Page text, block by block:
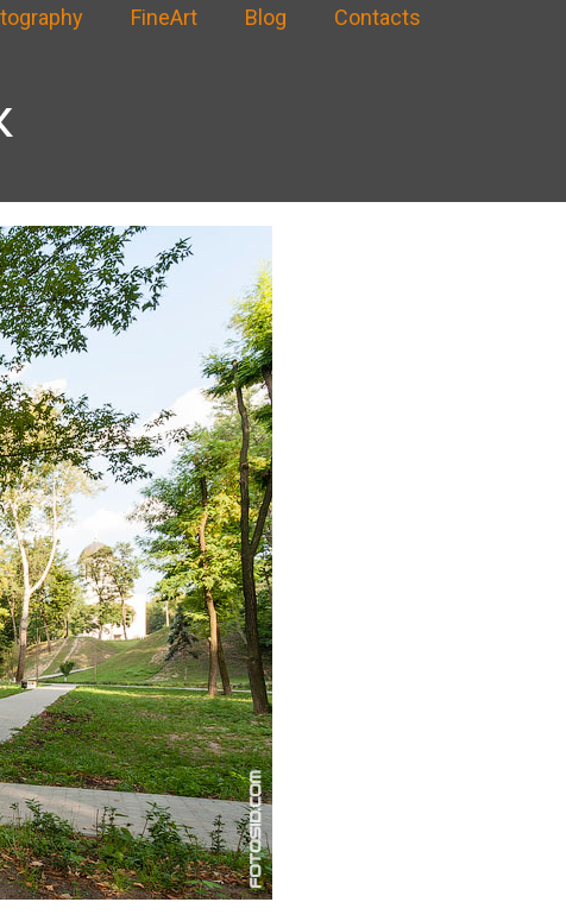
FineArt Blog Contacts